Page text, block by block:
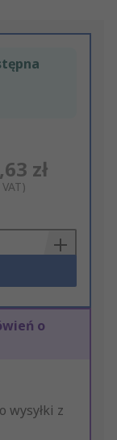
zł
o
wysyłki z